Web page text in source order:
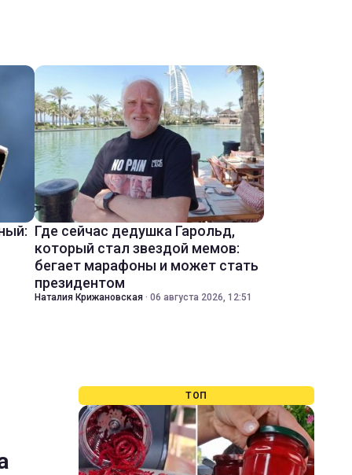
Где сейчас дедушка Гарольд,
который стал звездой мемов:
бегает марафоны и может стать
президентом
Наталия Крижановская · 06 августа 2026, 12:51
ТОП